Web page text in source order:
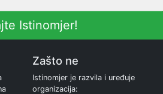
Istinomjer!
Zašto ne
Istinomjer je razvila i uređuje
organizacija: